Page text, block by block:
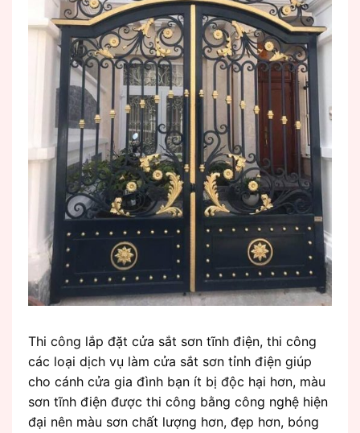
Thi công lắp đặt cửa sắt sơn tĩnh điện, thi công
các loại dịch vụ làm cửa sắt sơn tỉnh điện giúp
cho cánh cửa gia đình bạn ít bị độc hại hơn, màu
sơn tĩnh điện được thi công bằng công nghệ hiện
đại nên màu sơn chất lượng hơn, đẹp hơn, bóng